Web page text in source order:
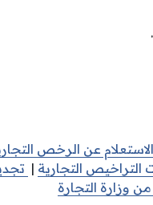
الاستعلام عن الرخص
التراخيص التجارية |
وزارة التجارة